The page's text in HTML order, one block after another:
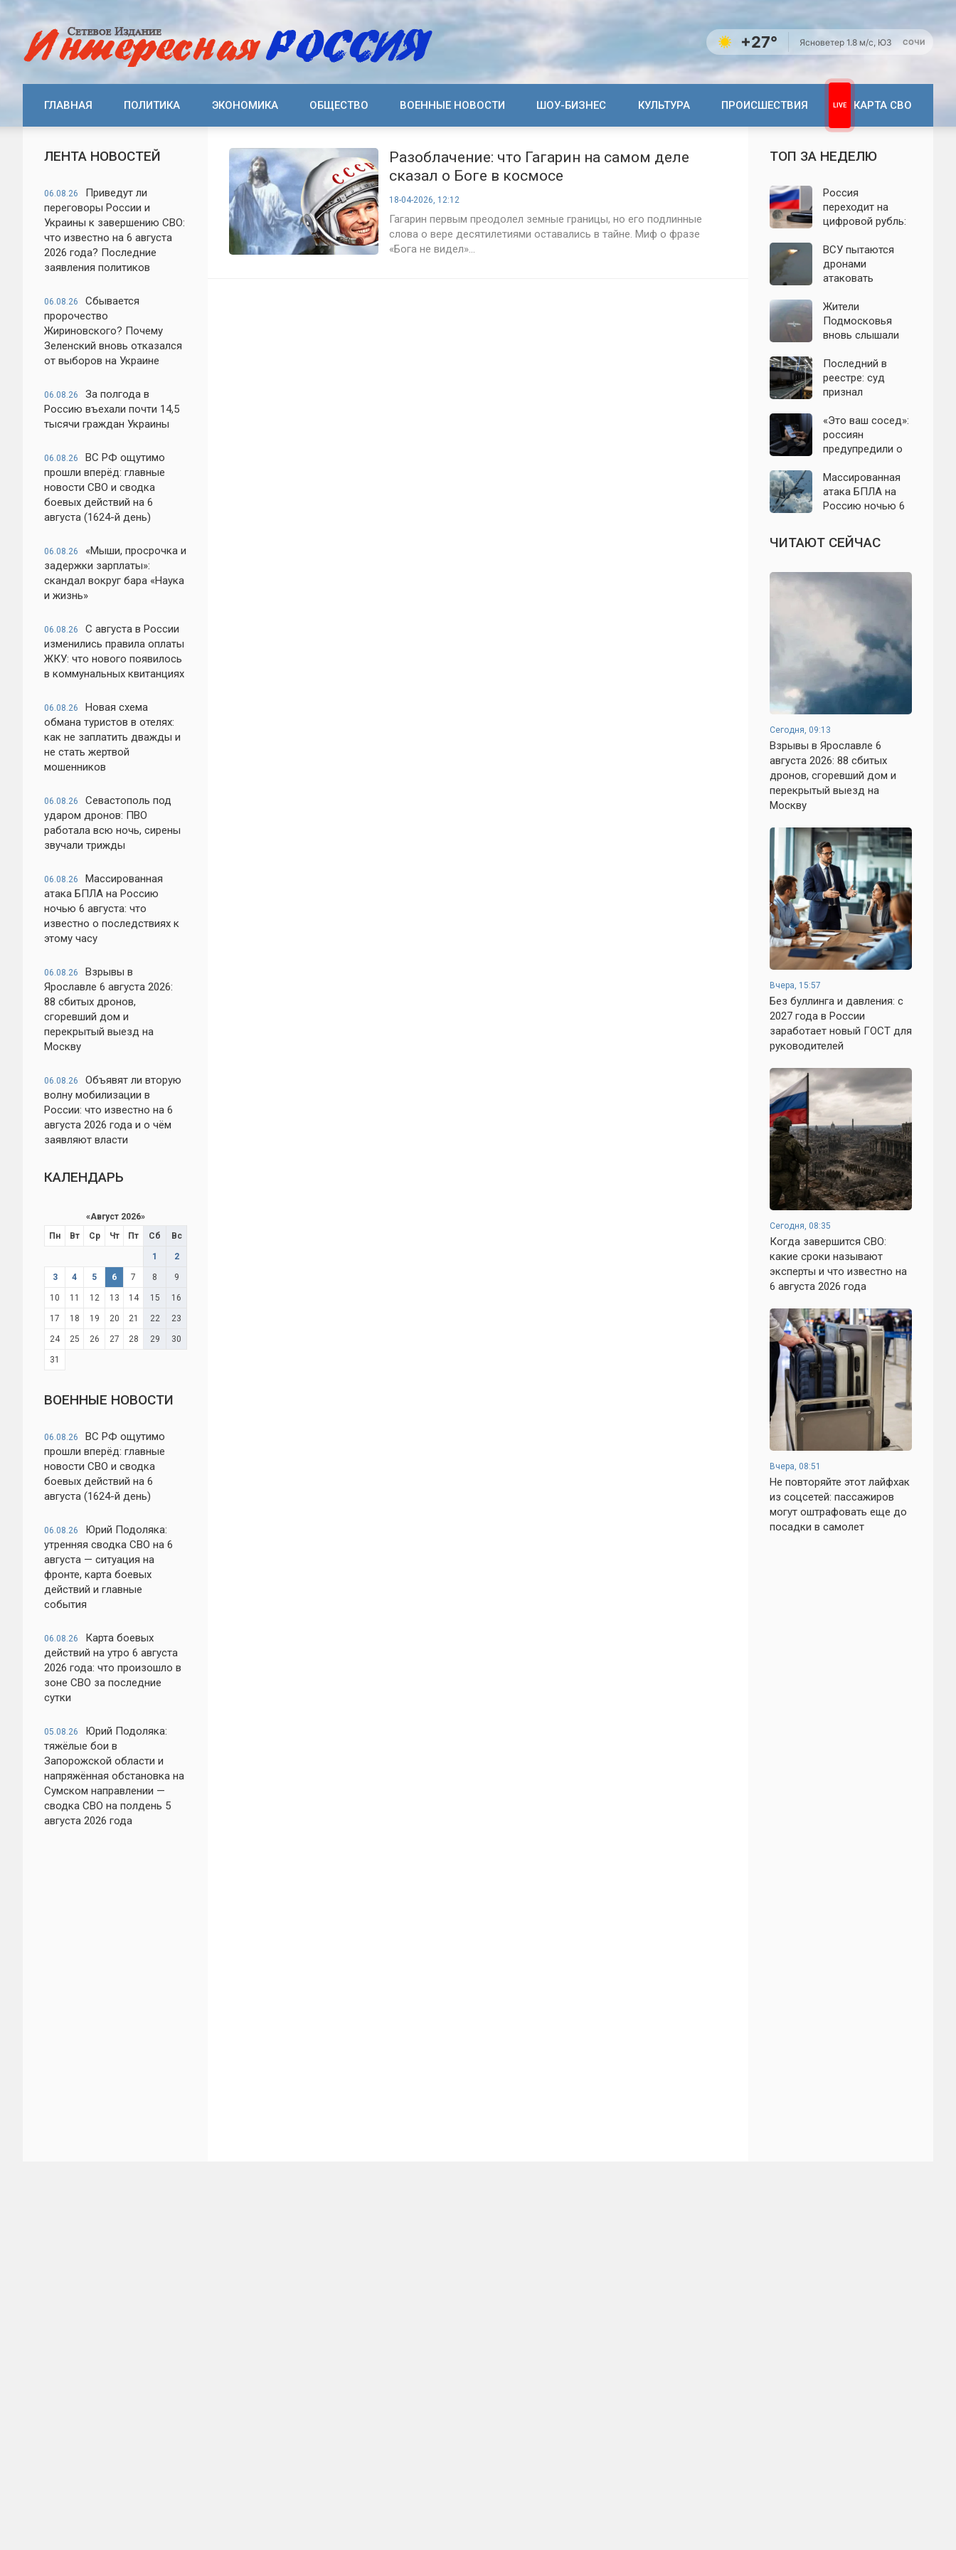
+27° Ясноветер 1.8 м/с, ЮЗ СОЧИ
ГЛАВНАЯ ПОЛИТИКА ЭКОНОМИКА ОБЩЕСТВО ВОЕННЫЕ НОВОСТИ ШОУ-БИЗНЕС КУЛЬТУРА ПРОИСШЕСТВИЯ КАРТА СВО
ЛЕНТА НОВОСТЕЙ
06.08.26
Приведут ли
переговоры России и
Украины к завершению СВО:
что известно на 6 августа
2026 года? Последние
заявления политиков
06.08.26
Сбывается
пророчество
Жириновского? Почему
Зеленский вновь отказался
от выборов на Украине
06.08.26
За полгода в
Россию въехали почти 14,5
тысячи граждан Украины
06.08.26
ВС РФ ощутимо
прошли вперёд: главные
новости СВО и сводка
боевых действий на 6
августа (1624-й день)
06.08.26
«Мыши, просрочка и
задержки зарплаты»:
скандал вокруг бара «Наука
и жизнь»
06.08.26
С августа в России
изменились правила оплаты
ЖКУ: что нового появилось
в коммунальных квитанциях
06.08.26
Новая схема
обмана туристов в отелях:
как не заплатить дважды и
не стать жертвой
мошенников
06.08.26
Севастополь под
ударом дронов: ПВО
работала всю ночь, сирены
звучали трижды
06.08.26
Массированная
атака БПЛА на Россию
ночью 6 августа: что
известно о последствиях к
этому часу
06.08.26
Взрывы в
Ярославле 6 августа 2026:
88 сбитых дронов,
сгоревший дом и
перекрытый выезд на
Москву
06.08.26
Объявят ли вторую
волну мобилизации в
России: что известно на 6
августа 2026 года и о чём
заявляют власти
КАЛЕНДАРЬ
«Август 2026»
Пн
Вт Ср Чт Пт Сб Вс
1 2
3 4 5 6 7 8 9
10 11 12 13 14 15 16
17 18 19 20 21 22 23
24 25 26 27 28 29 30
31
ВОЕННЫЕ НОВОСТИ
06.08.26
ВС РФ ощутимо
прошли вперёд: главные
новости СВО и сводка
боевых действий на 6
августа (1624-й день)
06.08.26
Юрий Подоляка:
утренняя сводка СВО на 6
августа — ситуация на
фронте, карта боевых
действий и главные
события
06.08.26
Карта боевых
действий на утро 6 августа
2026 года: что произошло в
зоне СВО за последние
сутки
05.08.26
Юрий Подоляка:
тяжёлые бои в
Запорожской области и
напряжённая обстановка на
Сумском направлении —
сводка СВО на полдень 5
августа 2026 года
Разоблачение: что Гагарин на самом деле
сказал о Боге в космосе
18-04-2026, 12:12
Гагарин первым преодолел земные границы, но его подлинные
слова о вере десятилетиями оставались в тайне. Миф о фразе
«Бога не видел»...
ТОП ЗА НЕДЕЛЮ
Россия
переходит на
цифровой рубль:
систему сравнили
с моделью СССР
ВСУ пытаются
дронами
атаковать
Крыма: свежие
подробности
налёта на
06.08.2026
Жители
Подмосковья
вновь слышали
что известно об
отражении
налёта БПЛА в
Последний в
реестре: суд
признал
единственного
российского
производителя
«Это ваш сосед»:
россиян
предупредили о
мошенников с
опасными
файлами
Массированная
атака БПЛА на
Россию ночью 6
известно о
последствиях к
ЧИТАЮТ СЕЙЧАС
Сегодня, 09:13
Взрывы в Ярославле 6
августа 2026: 88 сбитых
дронов, сгоревший дом и
перекрытый выезд на
Москву
Вчера, 15:57
Без буллинга и давления: с
2027 года в России
заработает новый ГОСТ для
руководителей
Сегодня, 08:35
Когда завершится СВО:
какие сроки называют
эксперты и что известно на
6 августа 2026 года
Вчера, 08:51
Не повторяйте этот лайфхак
из соцсетей: пассажиров
могут оштрафовать еще до
посадки в самолет